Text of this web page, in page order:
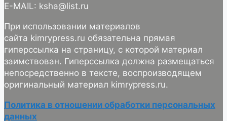
E-MAIL: ksha@list.ru
При использовании материалов
сайта kimrypress.ru обязательна прямая
гиперссылка на страницу, с которой материал
заимствован. Гиперссылка должна размещаться
непосредственно в тексте, воспроизводящем
оригинальный материал kimrypress.ru.
Политика в отношении обработки персональных
данных